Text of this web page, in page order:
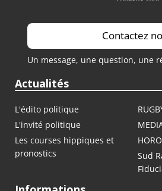
Contactez
Un message, une question, une
Actualités
L'édito politique
L'invité politique
Les courses hippiques et
pronostics
Sud